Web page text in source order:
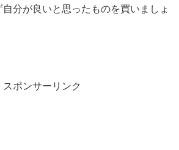
分が良いと思ったものを買いましょ
スポンサーリンク